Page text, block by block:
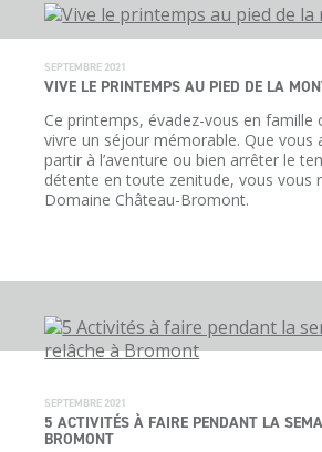
SEPTEMBRE 2021
VIVE LE PRINTEMPS AU PIED DE LA
Ce printemps, évadez-vous en famille
vivre un séjour mémorable. Que vous
partir à l’aventure ou bien arrêter le
détente en toute zenitude, vous vous
Domaine Château-Bromont.
SEPTEMBRE 2021
5 ACTIVITÉS À FAIRE PENDANT LA
BROMONT